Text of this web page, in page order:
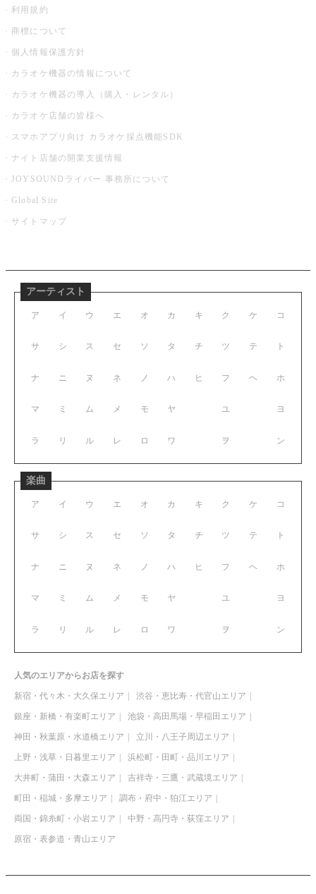
利用規約
商標について
個人情報保護方針
カラオケ機器の情報について
カラオケ機器の導入（購入・レンタル）
カラオケ店舗の皆様へ
スマホアプリ向け カラオケ採点機能SDK
ナイト店舗の開業支援情報
JOYSOUNDライバー 事務所について
Global Site
サイトマップ
アーティスト
ア イ ウ エ オ
サ シ ス セ ソ
ナ ニ ヌ ネ ノ
マ ミ ム メ モ
ラ リ ル レ ロ
カ キ ク ケ コ
タ チ ツ テ ト
ハ ヒ フ ヘ ホ
ヤ ユ ヨ
ワ ヲ ン
楽曲
ア イ ウ エ オ
サ シ ス セ ソ
ナ ニ ヌ ネ ノ
マ ミ ム メ モ
ラ リ ル レ ロ
カ キ ク ケ コ
タ チ ツ テ ト
ハ ヒ フ ヘ ホ
ヤ ユ ヨ
ワ ヲ ン
人気のエリアからお店を探す
新宿・代々木・大久保エリア 渋谷・恵比寿・代官山エリア
銀座・新橋・有楽町エリア 池袋・高田馬場・早稲田エリア
神田・秋葉原・水道橋エリア 立川・八王子周辺エリア
上野・浅草・日暮里エリア 浜松町・田町・品川エリア
大井町・蒲田・大森エリア 吉祥寺・三鷹・武蔵境エリア
町田・稲城・多摩エリア 調布・府中・狛江エリア
両国・錦糸町・小岩エリア 中野・高円寺・荻窪エリア
原宿・表参道・青山エリア